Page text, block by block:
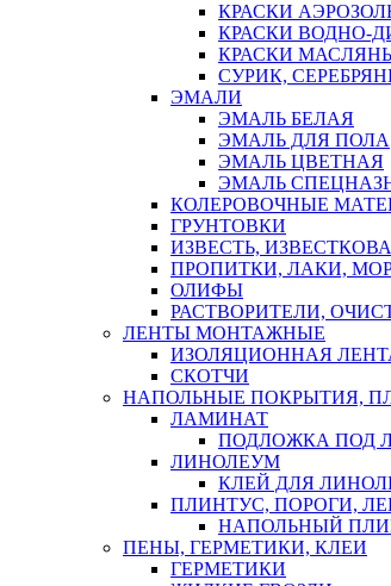
КРАСКИ
КРАСКИ ВОДНО-
КРАСКИ
СУРИК,
ЭМАЛИ
ЭМАЛЬ БЕЛАЯ
ЭМАЛЬ ДЛЯ ПОЛА
ЭМАЛЬ ЦВЕТНАЯ
ЭМАЛЬ
КОЛЕРОВОЧНЫЕ
ГРУНТОВКИ
ИЗВЕСТЬ,
ПРОПИТКИ, ЛАКИ,
ОЛИФЫ
РАСТВОРИТЕЛИ,
ЛЕНТЫ МОНТАЖНЫЕ
ИЗОЛЯЦИОННАЯ
СКОТЧИ
НАПОЛЬНЫЕ ПОКРЫТИЯ,
ЛАМИНАТ
ПОДЛОЖКА ПОД
ЛИНОЛЕУМ
КЛЕЙ ДЛЯ
ПЛИНТУС, ПОРОГИ,
НАПОЛЬНЫЙ
ПЕНЫ, ГЕРМЕТИКИ, КЛЕИ
ГЕРМЕТИКИ